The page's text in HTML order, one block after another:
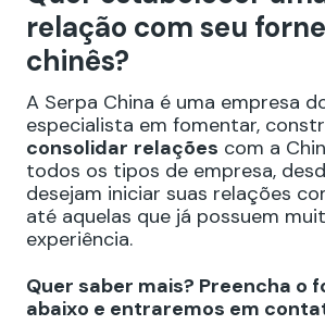
relação com seu
chinês?
A Serpa China é uma empresa
especialista em fomentar,
consolidar relações com a
todos os tipos de empresa,
desejam iniciar suas relações
até aquelas que já possuem
experiência.
Quer saber mais? Preencha o
abaixo e entraremos em